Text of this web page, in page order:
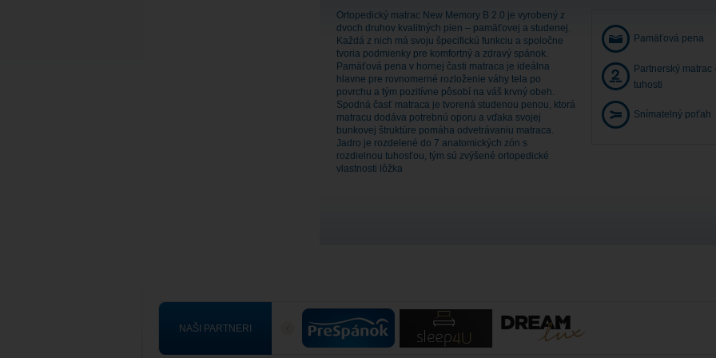
Pamäťová pena
Partnerský matrac
tuhosti
Snímatelný poťah
Ortopedický matrac New Memory B 2.0 je vyrobený z
dvoch druhov kvalitných pien – pamäťovej a studenej.
Každá z nich má svoju špecifickú funkciu a spoločne
tvoria podmienky pre komfortný a zdravý spánok.
Pamäťová pena v hornej časti matraca je ideálna
hlavne pre rovnomerné rozloženie váhy tela po
povrchu a tým pozitívne pôsobí na váš krvný obeh.
Spodná časť matraca je tvorená studenou penou, ktorá
matracu dodáva potrebnú oporu a vďaka svojej
bunkovej štruktúre pomáha odvetrávaniu matraca.
Jadro je rozdelené do 7 anatomických zón s
rozdielnou tuhosťou, tým sú zvýšené ortopedické
vlastnosti lôžka
NAŠI PARTNERI